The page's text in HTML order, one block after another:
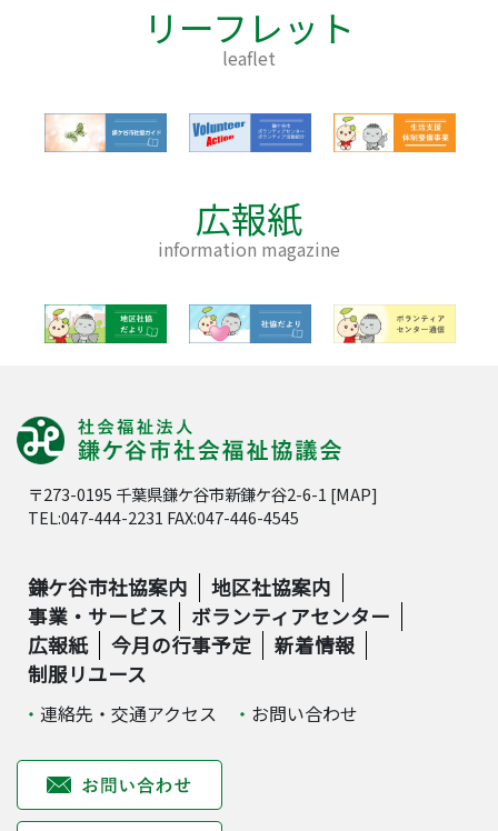
リーフレット
leaflet
広報紙
information magazine
〒273-0195 千葉県鎌ケ谷市新鎌ケ谷2-6-1 [MAP]
TEL:047-444-2231 FAX:047-446-4545
鎌ケ谷市社協案内
地区社協案内
事業・サービス
ボランティアセンター
広報紙
今月の行事予定
新着情報
制服リユース
連絡先・交通アクセス お問い合わせ